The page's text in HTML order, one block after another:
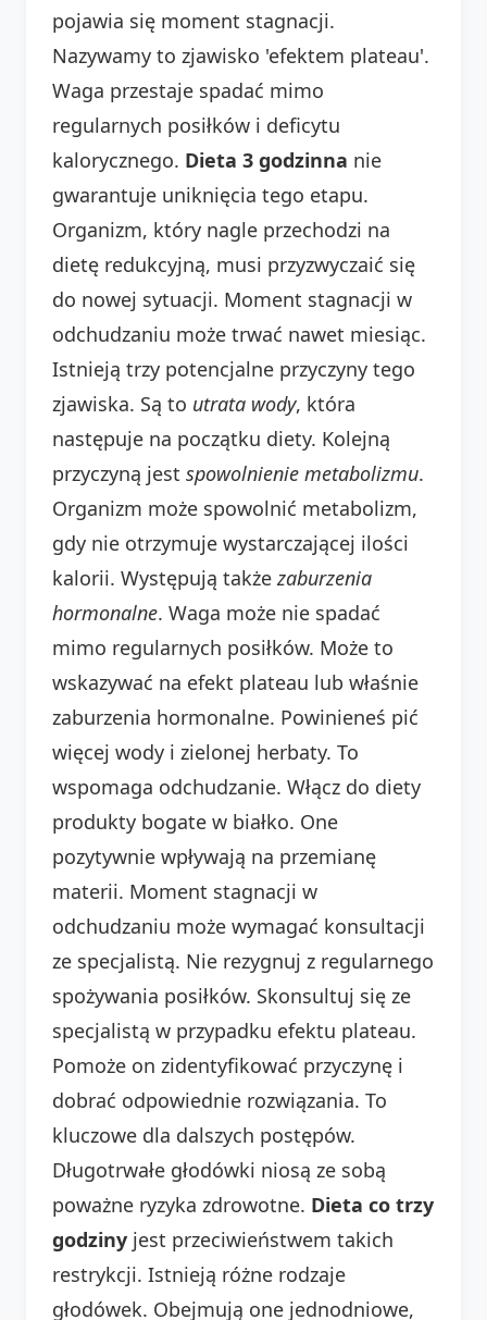
pojawia się moment stagnacji.
Nazywamy to zjawisko 'efektem plateau'.
Waga przestaje spadać mimo
regularnych posiłków i deficytu
kalorycznego. Dieta 3 godzinna nie
gwarantuje uniknięcia tego etapu.
Organizm, który nagle przechodzi na
dietę redukcyjną, musi przyzwyczaić się
do nowej sytuacji. Moment stagnacji w
odchudzaniu może trwać nawet miesiąc.
Istnieją trzy potencjalne przyczyny tego
zjawiska. Są to utrata wody, która
następuje na początku diety. Kolejną
przyczyną jest spowolnienie metabolizmu.
Organizm może spowolnić metabolizm,
gdy nie otrzymuje wystarczającej ilości
kalorii. Występują także zaburzenia
hormonalne. Waga może nie spadać
mimo regularnych posiłków. Może to
wskazywać na efekt plateau lub właśnie
zaburzenia hormonalne. Powinieneś pić
więcej wody i zielonej herbaty. To
wspomaga odchudzanie. Włącz do diety
produkty bogate w białko. One
pozytywnie wpływają na przemianę
materii. Moment stagnacji w
odchudzaniu może wymagać konsultacji
ze specjalistą. Nie rezygnuj z regularnego
spożywania posiłków. Skonsultuj się ze
specjalistą w przypadku efektu plateau.
Pomoże on zidentyfikować przyczynę i
dobrać odpowiednie rozwiązania. To
kluczowe dla dalszych postępów.
Długotrwałe głodówki niosą ze sobą
poważne ryzyka zdrowotne. Dieta co trzy
godziny jest przeciwieństwem takich
restrykcji. Istnieją różne rodzaje
głodówek. Obejmują one jednodniowe,